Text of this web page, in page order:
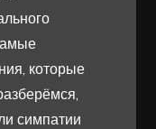
которые
симпатии